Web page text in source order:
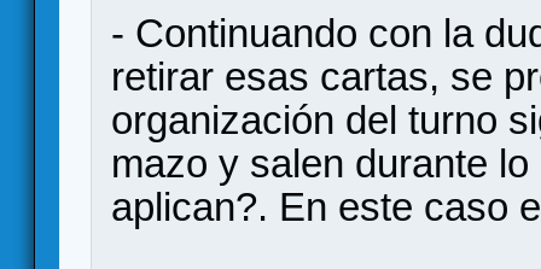
- Continuando con la
retirar esas cartas, se
organización del turno
mazo y salen durante
aplican?. En este caso